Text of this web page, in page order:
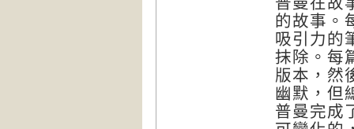
的故事。
吸引力的
抹除。每
版本，然
幽默，但
普曼完成